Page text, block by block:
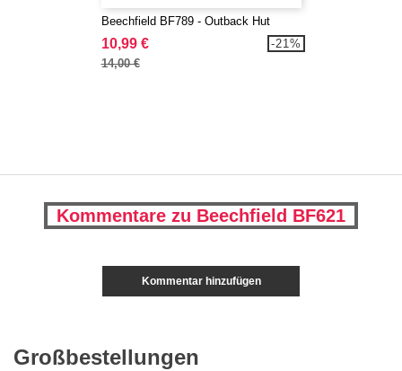
Beechfield BF789 - Outback Hut
10,99 €
14,00 €
-21%
Kommentare zu Beechfield BF621
Kommentar hinzufügen
Großbestellungen